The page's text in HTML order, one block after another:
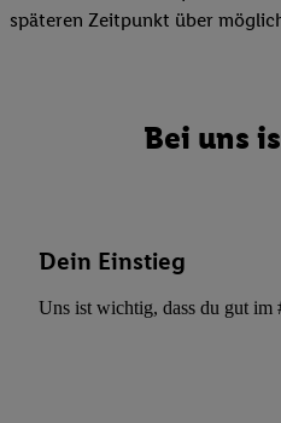
späteren Zeitpunkt über
Bei uns
Dein Einstieg
Uns ist wichtig, dass du gut im